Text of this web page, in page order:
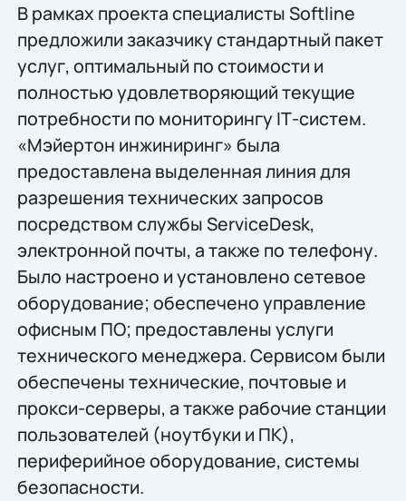
В рамках проекта специалисты Softline
предложили заказчику стандартный пакет
услуг, оптимальный по стоимости и
полностью удовлетворяющий текущие
потребности по мониторингу IТ-систем.
«Мэйертон инжиниринг» была
предоставлена выделенная линия для
разрешения технических запросов
посредством службы ServiceDesk,
электронной почты, а также по телефону.
Было настроено и установлено сетевое
оборудование; обеспечено управление
офисным ПО; предоставлены услуги
технического менеджера. Сервисом были
обеспечены технические, почтовые и
прокси-серверы, а также рабочие станции
пользователей (ноутбуки и ПК),
периферийное оборудование, системы
безопасности.